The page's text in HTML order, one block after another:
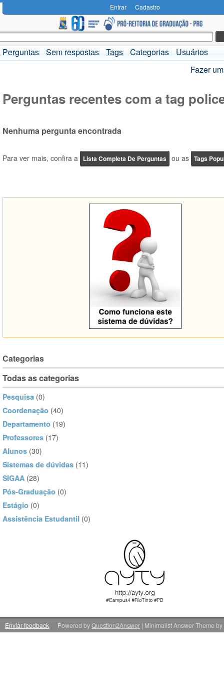
Entrar Cadastro
Perguntas Sem respostas Tags Categorias
Usuários
Fazer
Perguntas recentes com a tag
Nenhuma pergunta encontrada
Para ver mais, confira a Lista Completa De Perguntas ou as Tags
Categorias
Todas as categorias
Pesquisa (0)
Coordenação (40)
Departamento (19)
Professores (17)
Alunos (30)
Sistemas de dúvidas (11)
SIGAA (28)
Pós-Graduação (0)
Estágio (0)
Assistência Estudantil (0)
Enviar feedback | Minimalist Answer Theme by
Powered byQuestion2Answer